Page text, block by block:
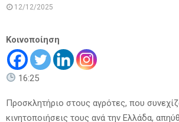
12/12/2025
Κοινοποίηση
16:25
Προσκλητήριο στους αγρότες, που
κινητοποιήσεις τους ανά την Ελλάδα,